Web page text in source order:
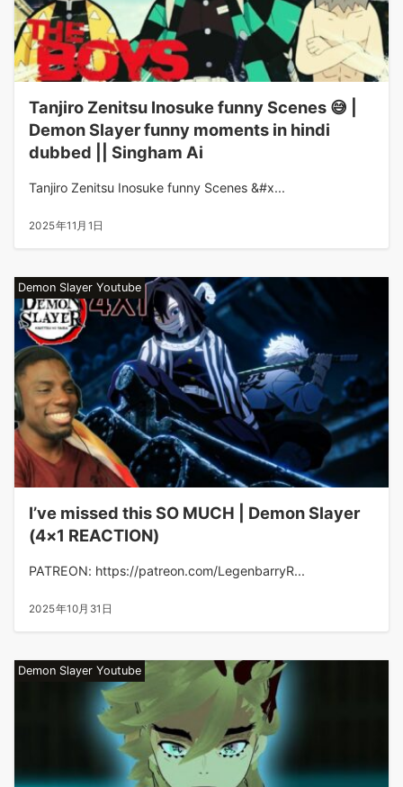
Tanjiro Zenitsu Inosuke funny Scenes 😅 |
Demon Slayer funny moments in hindi
dubbed || Singham Ai
Tanjiro Zenitsu Inosuke funny Scenes &#x...
2025年11月1日
Demon Slayer Youtube
I’ve missed this SO MUCH | Demon Slayer
(4×1 REACTION)
PATREON: https://patreon.com/LegenbarryR...
2025年10月31日
Demon Slayer Youtube